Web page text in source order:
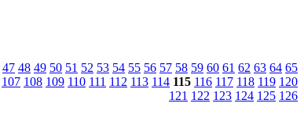
47 48 49 50 51 52 53 54 55 56 57 58 59 60 61 62 63 64 65
107 108 109 110 111 112 113 114 115 116 117 118 119 120
121 122 123 124 125 126